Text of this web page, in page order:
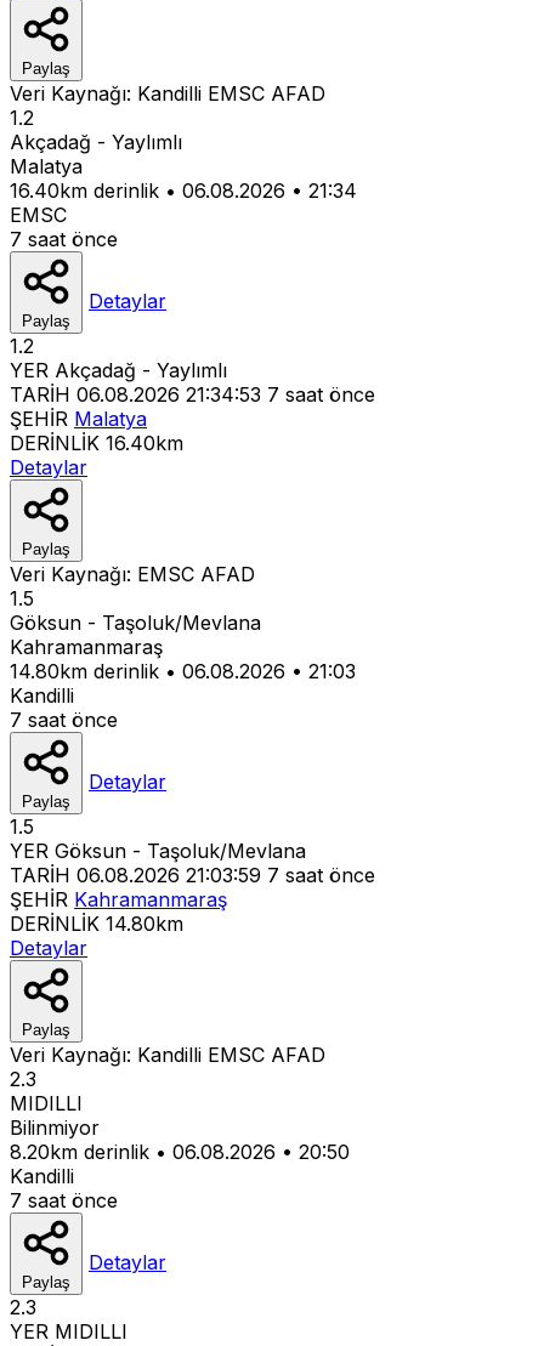
Paylaş
Veri Kaynağı: Kandilli EMSC AFAD
1.2
Akçadağ - Yaylımlı
Malatya
16.40km derinlik • 06.08.2026 • 21:34
EMSC
7 saat önce
Paylaş
Detaylar
1.2
YER Akçadağ - Yaylımlı
TARİH 06.08.2026 21:34:53 7 saat önce
ŞEHİR Malatya
DERİNLİK 16.40km
Detaylar
Paylaş
Veri Kaynağı: EMSC AFAD
1.5
Göksun - Taşoluk/Mevlana
Kahramanmaraş
14.80km derinlik • 06.08.2026 • 21:03
Kandilli
7 saat önce
Paylaş
Detaylar
1.5
YER Göksun - Taşoluk/Mevlana
TARİH 06.08.2026 21:03:59 7 saat önce
ŞEHİR Kahramanmaraş
DERİNLİK 14.80km
Detaylar
Paylaş
Veri Kaynağı: Kandilli EMSC AFAD
2.3
MIDILLI
Bilinmiyor
8.20km derinlik • 06.08.2026 • 20:50
Kandilli
7 saat önce
Paylaş
Detaylar
2.3
YER MIDILLI